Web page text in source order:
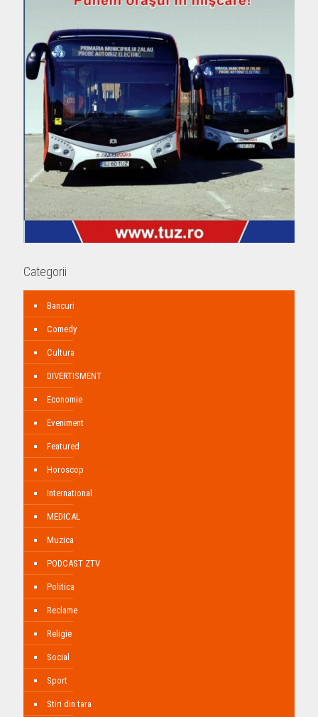
Categorii
Bancuri
Comedy
Cultura
DIVERTISMENT
Economie
Eveniment
Featured
Horoscop
International
MEDICAL
Muzica
PODCAST ZTV
Politica
Reclame
Religie
Social
Sport
Stiri din tara